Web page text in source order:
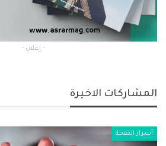
- إعلان -
المشاركات الاخيرة
أسرار الصحة